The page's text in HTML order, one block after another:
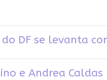
DF se levanta
e Andrea Caldas